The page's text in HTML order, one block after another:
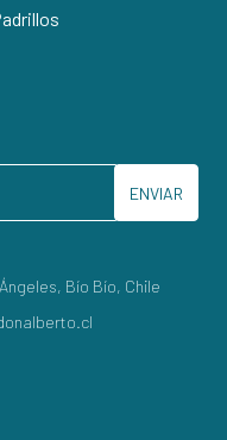
ENVIAR
Bío Bío, Chile